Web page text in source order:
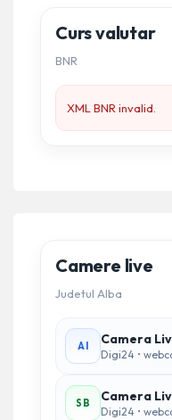
Curs valutar
BNR
XML BNR invalid.
Camere live
Judetul Alba
AI Camera
Digi24 •
SB Camera
Digi24 •